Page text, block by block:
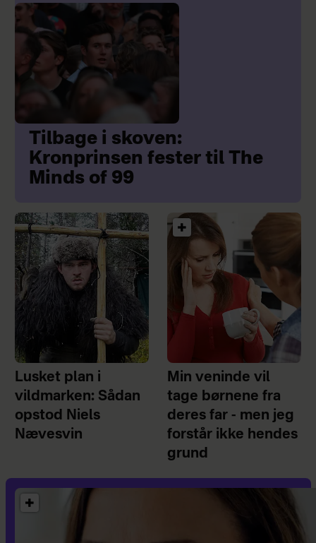
Tilbage i skoven:
Kronprinsen fester til The
Minds of 99
Lusket plan i
vildmarken: Sådan
opstod Niels
Nævesvin
Min veninde vil
tage børnene fra
deres far - men jeg
forstår ikke hendes
grund